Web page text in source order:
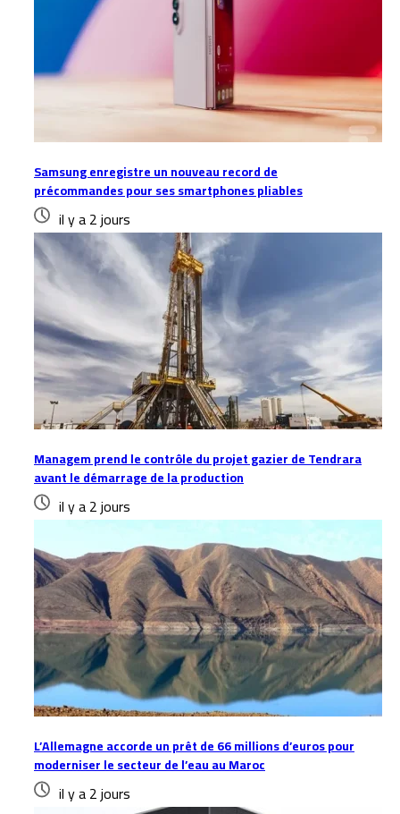
Samsung enregistre un nouveau record de
précommandes pour ses smartphones pliables
il y a 2 jours
Managem prend le contrôle du projet gazier de Tendrara
avant le démarrage de la production
il y a 2 jours
L’Allemagne accorde un prêt de 66 millions d’euros pour
moderniser le secteur de l’eau au Maroc
il y a 2 jours